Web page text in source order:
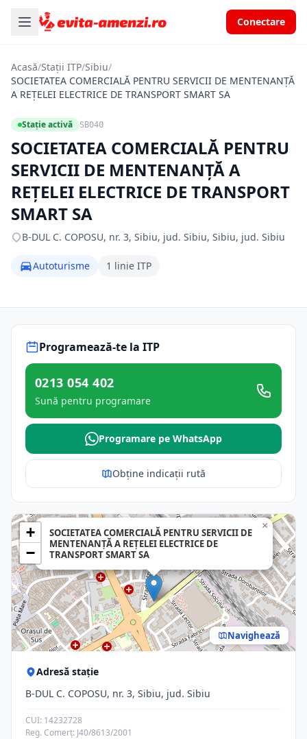
Conectare
Acasă/Stații ITP/Sibiu/
SOCIETATEA COMERCIALĂ PENTRU SERVICII DE MENTENANŢĂ
A REŢELEI ELECTRICE DE TRANSPORT SMART SA
Stație activă SB040
SOCIETATEA COMERCIALĂ PENTRU
SERVICII DE MENTENANŢĂ A
REŢELEI ELECTRICE DE TRANSPORT
SMART SA
B-DUL C. COPOSU, nr. 3, Sibiu, jud. Sibiu, Sibiu, jud. Sibiu
Autoturisme 1 linie ITP
Programează-te la ITP
0213 054 402
Sună pentru programare
Programare pe WhatsApp
Obține indicații rută
SOCIETATEA COMERCIALĂ PENTRU SERVICII DE
MENTENANŢĂ A REŢELEI ELECTRICE DE
TRANSPORT SMART SA
×
+
−
Navighează
Adresă stație
B-DUL C. COPOSU, nr. 3, Sibiu, jud. Sibiu
CUI: 14232728
Reg. Comerț: J40/8613/2001